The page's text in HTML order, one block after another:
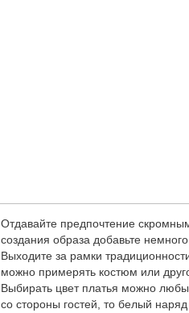
Отдавайте предпочтение
создания образа добавьте
Выходите за рамки
можно примерять костюм или
Выбирать цвет платья можно
со стороны гостей, то белый